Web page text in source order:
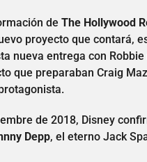
de The Hollywood
proyecto que contará,
nueva entrega con
que preparaban Craig
de 2018, Disney
Depp, el eterno Jack